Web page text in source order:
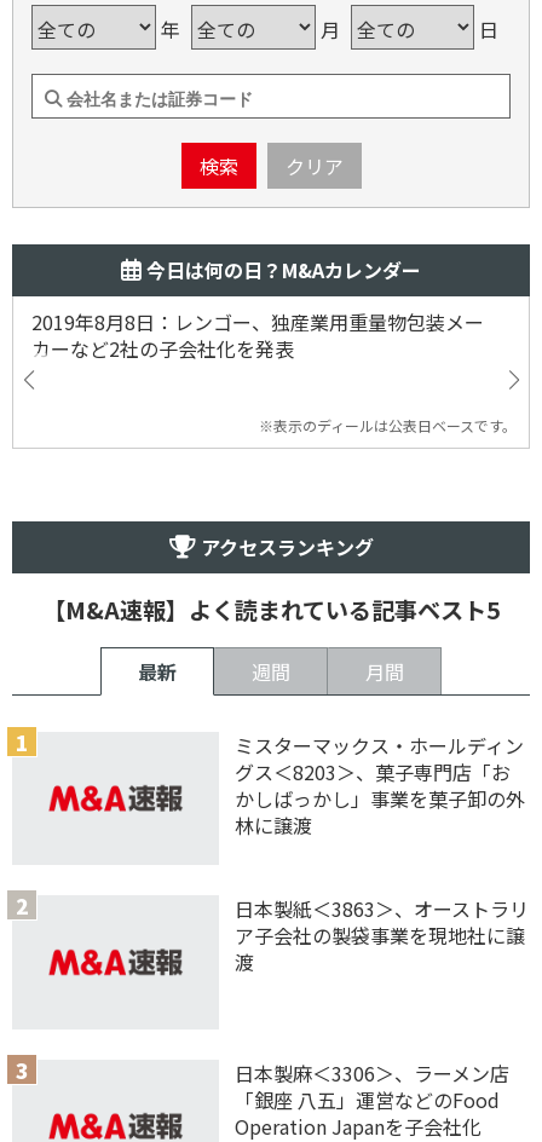
年 月 日
検索 クリア
今日は何の日？M&Aカレンダー
2019年8月8日：レンゴー、独産業用重量物包装メー
カーなど2社の子会社化を発表
※表示のディールは公表日ベースです。
アクセスランキング
【M&A速報】よく読まれている記事ベスト5
最新 週間 月間
ミスターマックス・ホールディン
グス＜8203＞、菓子専門店「お
かしばっかし」事業を菓子卸の外
林に譲渡
日本製紙＜3863＞、オーストラリ
ア子会社の製袋事業を現地社に譲
渡
日本製麻＜3306＞、ラーメン店
「銀座 八五」運営などのFood
Operation Japanを子会社化